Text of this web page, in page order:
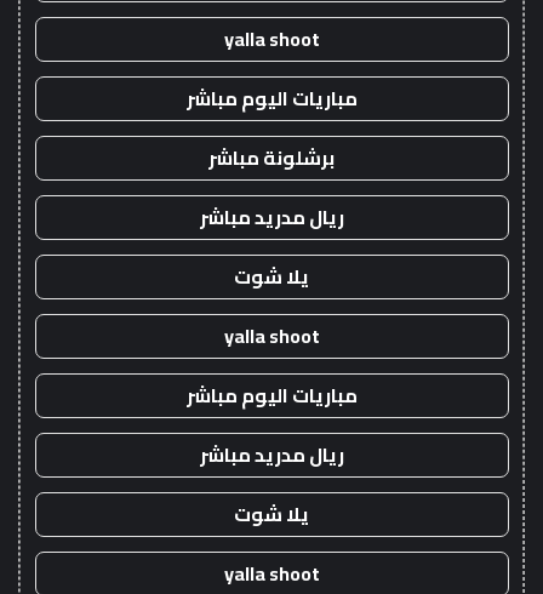
yalla shoot
مباريات اليوم مباشر
برشلونة مباشر
ريال مدريد مباشر
يلا شوت
yalla shoot
مباريات اليوم مباشر
ريال مدريد مباشر
يلا شوت
yalla shoot